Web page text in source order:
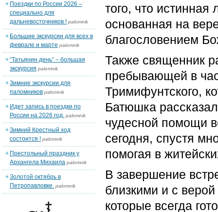
того, что
основанная на
благословением
Также священник
пребывающей в
Тримифунтского,
Батюшка
чудесной помощи
сегодня, спустя
помогая в
В завершение
близкими и с
которые всегда
Поездки по России 2026 –
специально для
дальневосточников ! palomnik
Большие экскурсии для всех в
феврале и марте palomnik
“Татьянин день” – большая
экскурсия palomnik
Зимние экскурсии для
паломников palomnik
Идет запись в поездки по
России на 2026 год. palomnik
Зимний Крестный ход
состоится ! palomnik
Престольный праздник у
Архангела Михаила palomnik
Золотой октябрь в
Петропавловке. palomnik